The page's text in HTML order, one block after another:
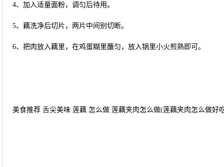
4、加入适量面粉，调匀后待用。
5、藕洗净后切片，两片中间别切断。
6、把肉放入藕里，在鸡蛋糊里蘸匀，放入锅里小火煎熟即可。
美食推荐 舌尖美味 莲藕 怎么做 莲藕夹肉怎么做(莲藕夹肉怎么做好